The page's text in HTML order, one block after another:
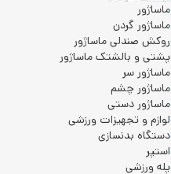
ماساژور
ماساژور گردن
روکش صندلی ماساژور
پشتی و بالشتک ماساژور
ماساژور سر
ماساژور چشم
ماساژور دستی
لوازم و تجهیزات ورزشی
دستگاه بدنسازی
استپر
پله ورزشی